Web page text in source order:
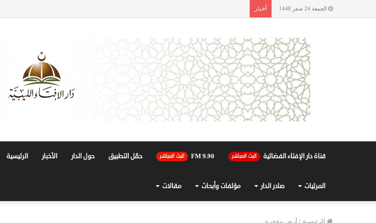
الجمعة 24 صفر 1448 أخبار
قناة دار الإفتاء الفضائية البث المباشر 90.FM 9 البث المباشر حمّل التطبيق حول الدار الأخبار الرئيسية
المرئيات صادر الدار مؤلفات وأبحاث مقالات
الرئيسية / أرض مؤجرة